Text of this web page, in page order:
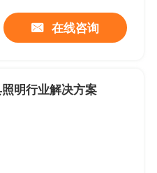
在线咨询
照明行业解决方案